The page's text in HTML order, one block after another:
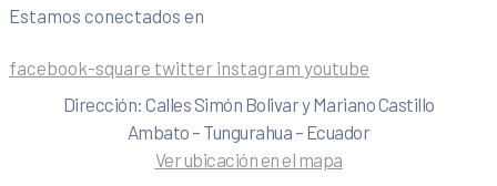
Estamos conectados en
facebook-square twitter instagram youtube
Dirección: Calles Simón Bolivar y Mariano Castillo
Ambato – Tungurahua – Ecuador
Ver ubicación en el mapa